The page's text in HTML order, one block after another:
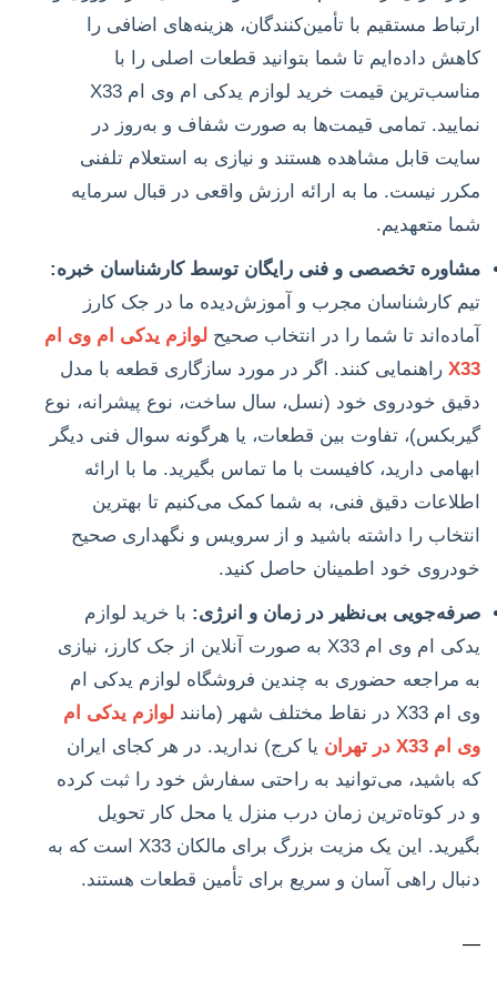
ارتباط مستقیم با تأمین‌کنندگان، هزینه‌های اضافی را
کاهش داده‌ایم تا شما بتوانید قطعات اصلی را با
مناسب‌ترین قیمت خرید لوازم یدکی ام وی ام X33
نمایید. تمامی قیمت‌ها به صورت شفاف و به‌روز در
سایت قابل مشاهده هستند و نیازی به استعلام تلفنی
مکرر نیست. ما به ارائه ارزش واقعی در قبال سرمایه
شما متعهدیم.
مشاوره تخصصی و فنی رایگان توسط کارشناسان خبره:
تیم کارشناسان مجرب و آموزش‌دیده ما در جک کارز
آماده‌اند تا شما را در انتخاب صحیح لوازم یدکی ام وی ام
X33 راهنمایی کنند. اگر در مورد سازگاری قطعه با مدل
دقیق خودروی خود (نسل، سال ساخت، نوع پیشرانه، نوع
گیربکس)، تفاوت بین قطعات، یا هرگونه سوال فنی دیگر
ابهامی دارید، کافیست با ما تماس بگیرید. ما با ارائه
اطلاعات دقیق فنی، به شما کمک می‌کنیم تا بهترین
انتخاب را داشته باشید و از سرویس و نگهداری صحیح
خودروی خود اطمینان حاصل کنید.
صرفه‌جویی بی‌نظیر در زمان و انرژی: با خرید لوازم
یدکی ام وی ام X33 به صورت آنلاین از جک کارز، نیازی
به مراجعه حضوری به چندین فروشگاه لوازم یدکی ام
وی ام X33 در نقاط مختلف شهر (مانند
لوازم یدکی ام
وی ام X33 در تهران
یا کرج) ندارید. در هر کجای ایران
که باشید، می‌توانید به راحتی سفارش خود را ثبت کرده
و در کوتاه‌ترین زمان درب منزل یا محل کار تحویل
بگیرید. این یک مزیت بزرگ برای مالکان X33 است که به
دنبال راهی آسان و سریع برای تأمین قطعات هستند.
—